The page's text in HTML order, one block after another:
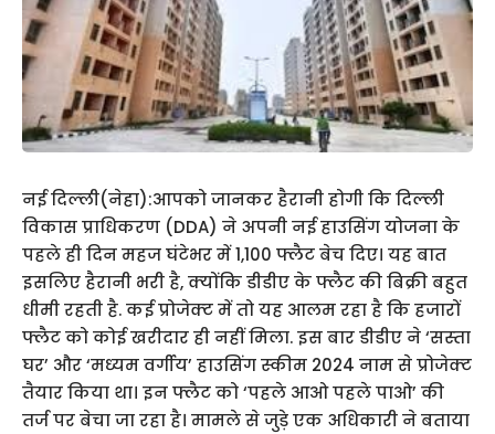
नई दिल्‍ली(नेहा):आपको जानकर हैरानी होगी कि दिल्‍ली
विकास प्राधिकरण (DDA) ने अपनी नई हाउसिंग योजना के
पहले ही दिन महज घंटेभर में 1,100 फ्लैट बेच दिए। यह बात
इसलिए हैरानी भरी है, क्‍योंकि डीडीए के फ्लैट की बिक्री बहुत
धीमी रहती है. कई प्रोजेक्‍ट में तो यह आलम रहा है कि हजारों
फ्लैट को कोई खरीदार ही नहीं मिला. इस बार डीडीए ने ‘सस्‍ता
घर’ और ‘मध्‍यम वर्गीय’ हाउसिंग स्‍कीम 2024 नाम से प्रोजेक्‍ट
तैयार किया था। इन फ्लैट को ‘पहले आओ पहले पाओ’ की
तर्ज पर बेचा जा रहा है। मामले से जुड़े एक अधिकारी ने बताया